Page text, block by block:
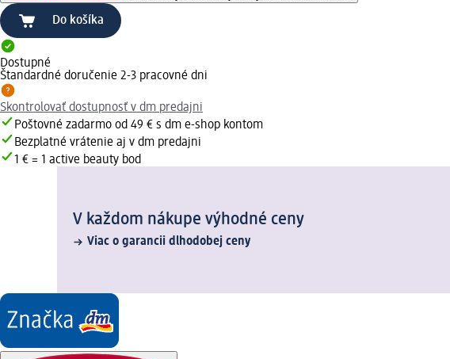
Do košíka
Dostupné
Štandardné doručenie 2-3 pracovné dni
Skontrolovať dostupnosť v dm predajni
Poštovné zadarmo od 49 € s dm e-shop kontom
Bezplatné vrátenie aj v dm predajni
1 € = 1 active beauty bod
V každom nákupe výhodné ceny
Viac o garancii dlhodobej ceny